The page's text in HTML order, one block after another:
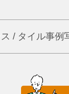
/ タイル事例